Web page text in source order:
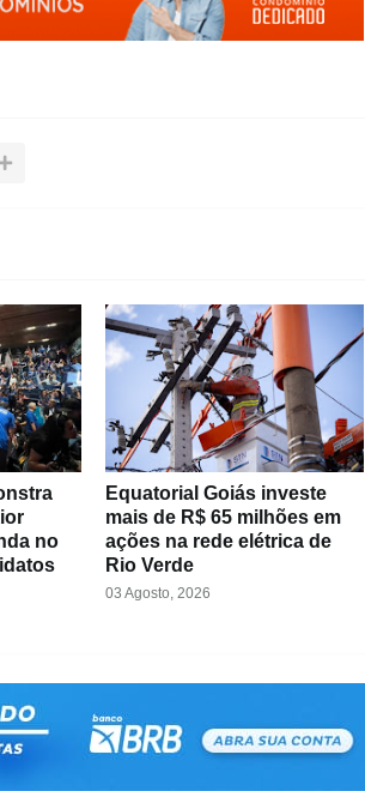
no
Equatorial Goiás investe
mais de R$ 65 milhões em
ações na rede elétrica de
Rio Verde
03 Agosto, 2026